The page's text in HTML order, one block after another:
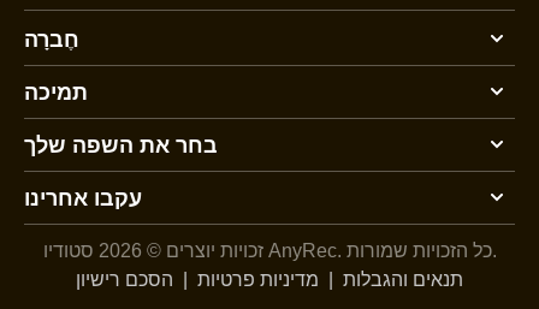
חֶברָה
תמיכה
בחר את השפה שלך
עקבו אחרינו
זכויות יוצרים © 2026 סטודיו AnyRec.
כל הזכויות שמורות.
תנאים והגבלות
מדיניות פרטיות הסכם רישיון